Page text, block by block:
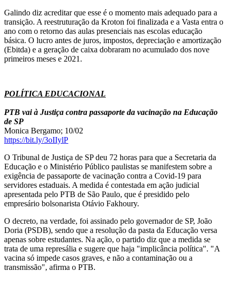
Galindo diz acreditar que esse é o momento mais adequado para a
transição. A reestruturação da Kroton foi finalizada e a Vasta entra o
ano com o retorno das aulas presenciais nas escolas educação
básica. O lucro antes de juros, impostos, depreciação e amortização
(Ebitda) e a geração de caixa dobraram no acumulado dos nove
primeiros meses e 2021.
POLÍTICA EDUCACIONAL
PTB vai à Justiça contra passaporte da vacinação na Educação
de SP
Monica Bergamo; 10/02
https://bit.ly/3oIIylP
O Tribunal de Justiça de SP deu 72 horas para que a Secretaria da
Educação e o Ministério Público paulistas se manifestem sobre a
exigência de passaporte de vacinação contra a Covid-19 para
servidores estaduais. A medida é contestada em ação judicial
apresentada pelo PTB de São Paulo, que é presidido pelo
empresário bolsonarista Otávio Fakhoury.
O decreto, na verdade, foi assinado pelo governador de SP, João
Doria (PSDB), sendo que a resolução da pasta da Educação versa
apenas sobre estudantes. Na ação, o partido diz que a medida se
trata de uma represália e sugere que haja "implicância política". "A
vacina só impede casos graves, e não a contaminação ou a
transmissão", afirma o PTB.